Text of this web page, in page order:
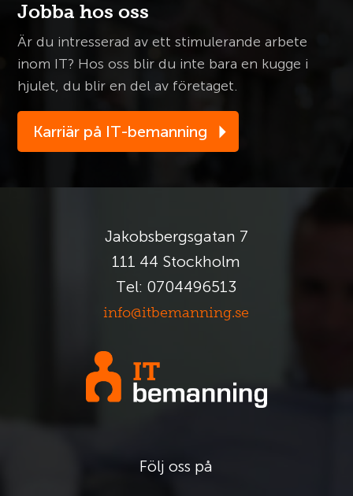
Jobba hos oss
Är du intresserad av ett stimulerande arbete
inom IT? Hos oss blir du inte bara en kugge i
hjulet, du blir en del av företaget.
Karriär på IT-bemanning
Jakobsbergsgatan 7
111 44 Stockholm
Tel: 0704496513
info@itbemanning.se
Följ oss på